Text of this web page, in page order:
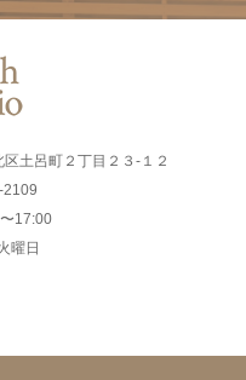
土呂町２丁目２３-１２
2109
17:00
曜日